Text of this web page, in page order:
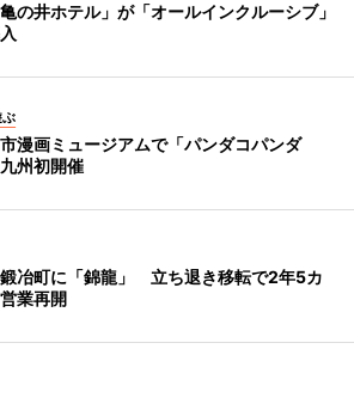
の井ホテル」が「オールインクルーシブ」
ぶ
漫画ミュージアムで「パンダコパンダ
州初開催
冶町に「錦龍」 立ち退き移転で2年5カ
業再開